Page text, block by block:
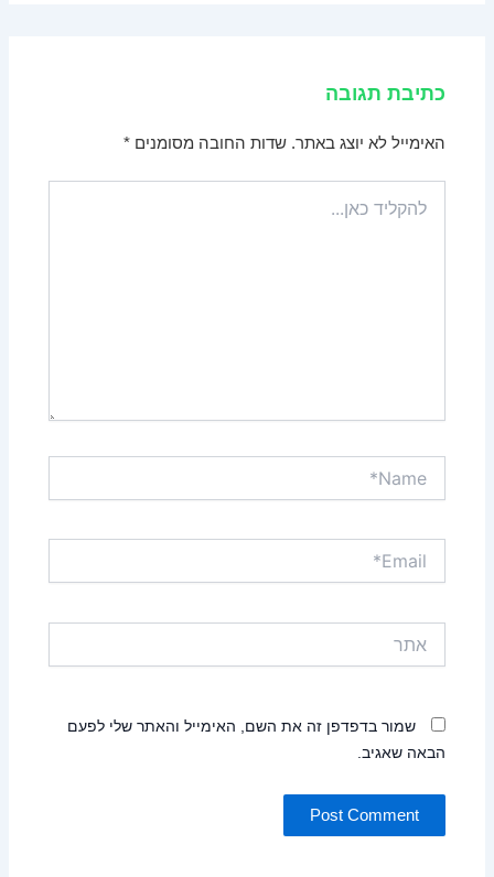
כתיבת תגובה
האימייל לא יוצג באתר. שדות החובה מסומנים*
כאן...
שמור בדפדפן זה את השם, האימייל והאתר שלי לפעם
הבאה שאגיב.